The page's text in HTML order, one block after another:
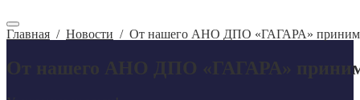
Главная / Новости / От нашего АНО ДПО «ГАГАРА»
От нашего АНО ДПО «ГАГАРА»